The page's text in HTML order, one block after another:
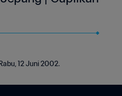
12 Juni 2002.